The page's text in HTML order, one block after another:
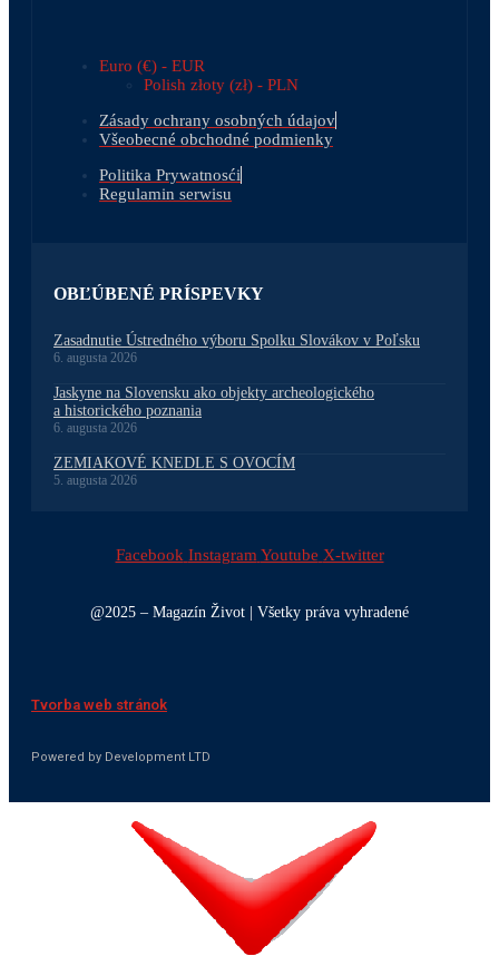
Euro (€) - EUR
Polish złoty (zł) - PLN
Zásady ochrany osobných údajov
Všeobecné obchodné podmienky
Politika Prywatnosći
Regulamin serwisu
OBĽÚBENÉ PRÍSPEVKY
Zasadnutie Ústredného výboru Spolku Slovákov v Poľsku
6. augusta 2026
Jaskyne na Slovensku ako objekty archeologického
a historického poznania
6. augusta 2026
ZEMIAKOVÉ KNEDLE S OVOCÍM
5. augusta 2026
Facebook Instagram Youtube X-twitter
@2025 – Magazín Život | Všetky práva vyhradené
Tvorba web stránok
Powered by Development LTD